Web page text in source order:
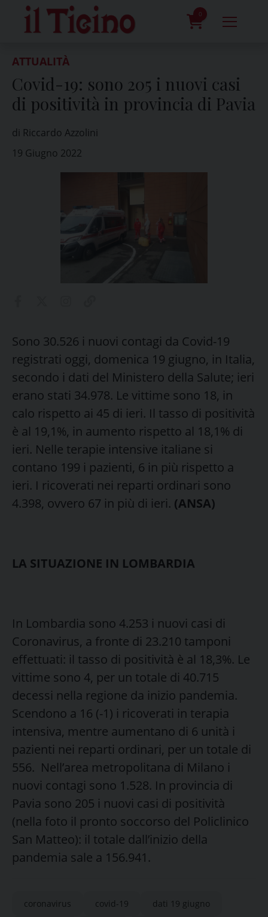
content
0
ATTUALITÀ
Covid-19: sono 205 i nuovi casi
di positività in provincia di Pavia
di Riccardo Azzolini
19 Giugno 2022
Sono 30.526 i nuovi contagi da Covid-19
registrati oggi, domenica 19 giugno, in Italia,
secondo i dati del Ministero della Salute; ieri
erano stati 34.978. Le vittime sono 18, in
calo rispetto ai 45 di ieri. Il tasso di positività
è al 19,1%, in aumento rispetto al 18,1% di
ieri. Nelle terapie intensive italiane si
contano 199 i pazienti, 6 in più rispetto a
ieri. I ricoverati nei reparti ordinari sono
4.398, ovvero 67 in più di ieri. (ANSA)
LA SITUAZIONE IN LOMBARDIA
In Lombardia sono 4.253 i nuovi casi di
Coronavirus, a fronte di 23.210 tamponi
effettuati: il tasso di positività è al 18,3%. Le
vittime sono 4, per un totale di 40.715
decessi nella regione da inizio pandemia.
Scendono a 16 (-1) i ricoverati in terapia
intensiva, mentre aumentano di 6 unità i
pazienti nei reparti ordinari, per un totale di
556. Nell’area metropolitana di Milano i
nuovi contagi sono 1.528. In provincia di
Pavia sono 205 i nuovi casi di positività
(nella foto il pronto soccorso del Policlinico
San Matteo): il totale dall’inizio della
pandemia sale a 156.941.
coronavirus covid-19 dati 19 giugno